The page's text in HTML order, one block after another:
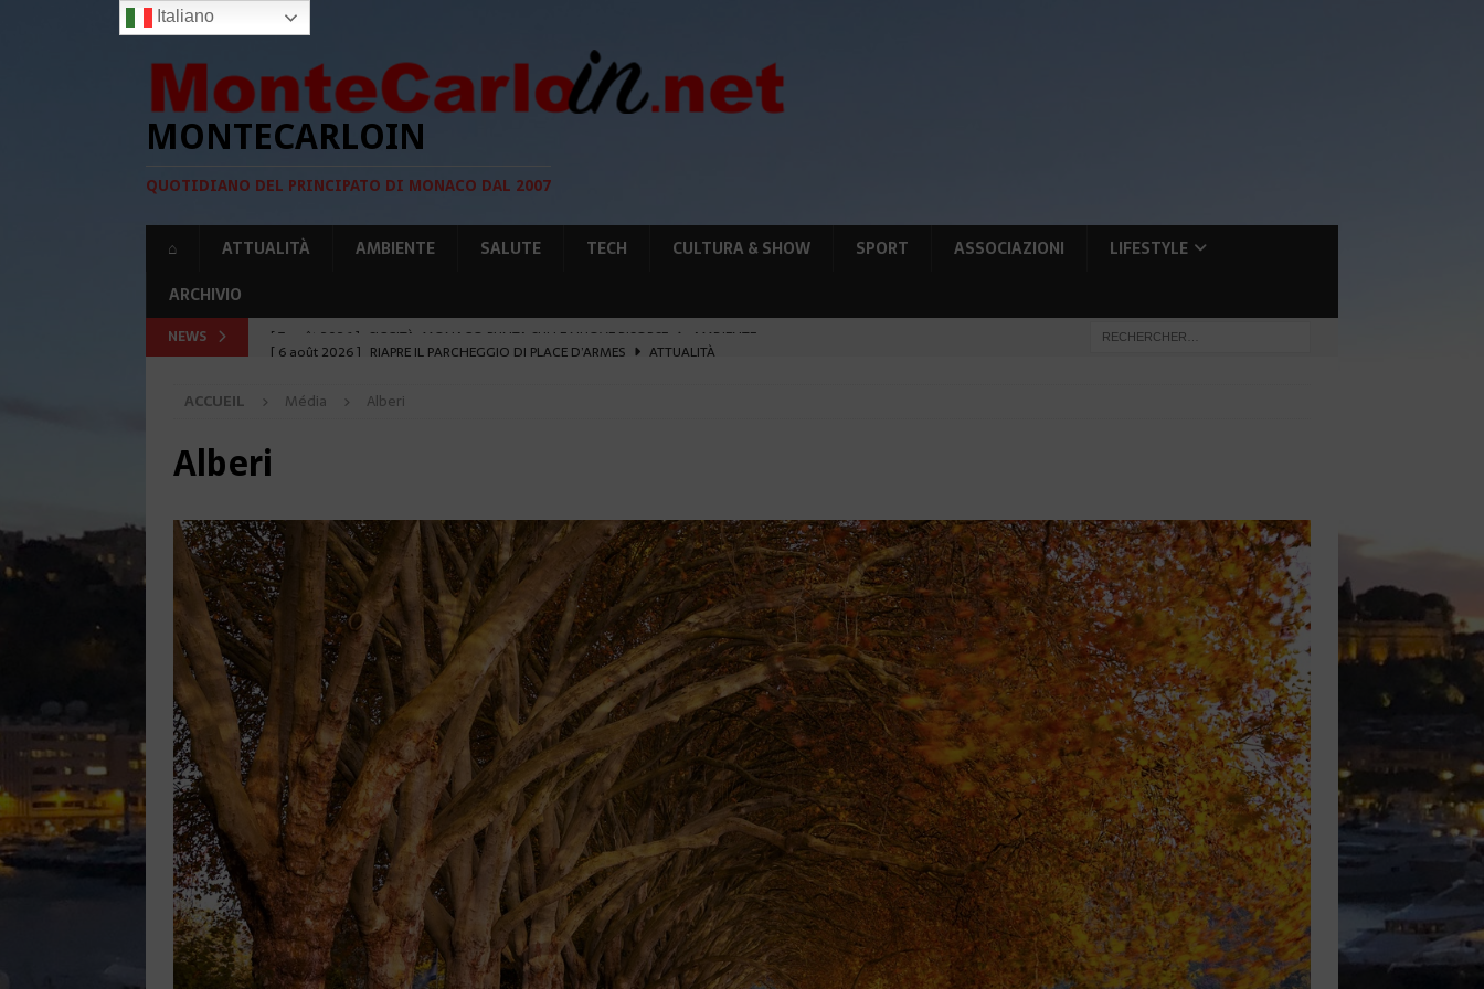
MONTECARLOIN
QUOTIDIANO DEL PRINCIPATO DI MONACO DAL 2007
⌂ ATTUALITÀ AMBIENTE SALUTE TECH CULTURA & SHOW SPORT ASSOCIAZIONI
LIFESTYLE
ARCHIVIO
NEWS [ 6 août 2026 ] RIAPRE IL PARCHEGGIO DI PLACE D’ARMES
ATTUALITÀ
[ 5 août 2026 ]
ECLISSI SOLARE IL 12 AGOSTO, LE PRECAUZIONI PER OSSERVARLA
ACCUEIL Média Alberi
Alberi
Italiano